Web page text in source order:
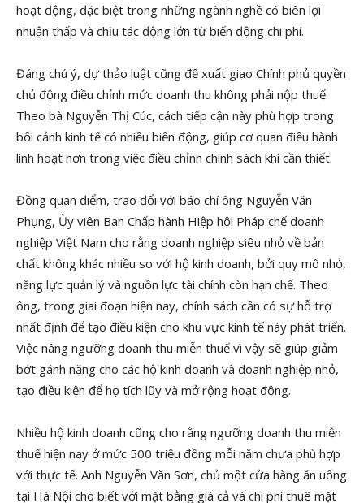
hoạt động, đặc biệt trong những ngành nghề có biên lợi
nhuận thấp và chịu tác động lớn từ biến động chi phí.
Đáng chú ý, dự thảo luật cũng đề xuất giao Chính phủ quyền
chủ động điều chỉnh mức doanh thu không phải nộp thuế.
Theo bà Nguyễn Thị Cúc, cách tiếp cận này phù hợp trong
bối cảnh kinh tế có nhiều biến động, giúp cơ quan điều hành
linh hoạt hơn trong việc điều chỉnh chính sách khi cần thiết.
Đồng quan điểm, trao đổi với báo chí ông Nguyễn Văn
Phụng, Ủy viên Ban Chấp hành Hiệp hội Pháp chế doanh
nghiệp Việt Nam cho rằng doanh nghiệp siêu nhỏ về bản
chất không khác nhiều so với hộ kinh doanh, bởi quy mô nhỏ,
năng lực quản lý và nguồn lực tài chính còn hạn chế. Theo
ông, trong giai đoạn hiện nay, chính sách cần có sự hỗ trợ
nhất định để tạo điều kiện cho khu vực kinh tế này phát triển.
Việc nâng ngưỡng doanh thu miễn thuế vì vậy sẽ giúp giảm
bớt gánh nặng cho các hộ kinh doanh và doanh nghiệp nhỏ,
tạo điều kiện để họ tích lũy và mở rộng hoạt động.
Nhiều hộ kinh doanh cũng cho rằng ngưỡng doanh thu miễn
thuế hiện nay ở mức 500 triệu đồng mỗi năm chưa phù hợp
với thực tế. Anh Nguyễn Văn Sơn, chủ một cửa hàng ăn uống
tại Hà Nội cho biết với mặt bằng giá cả và chi phí thuê mặt